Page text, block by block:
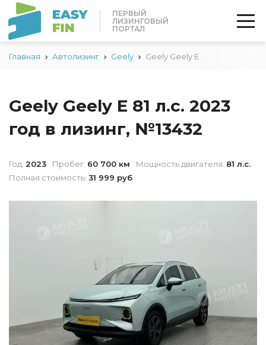
ПЕРВЫЙ
ЛИЗИНГОВЫЙ
ПОРТАЛ
Главная Автолизинг Geely Geely Geely E
Geely Geely E 81 л.с. 2023
год в лизинг, №13432
Год: 2023 Пробег: 60 700 км Мощность двигателя: 81 л.с.
Полная стоимость: 31 999 руб